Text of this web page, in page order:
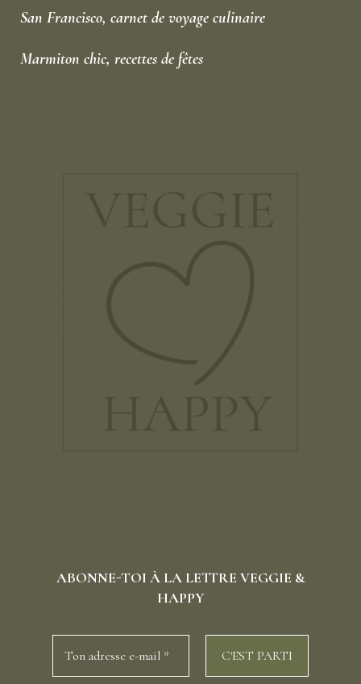
San Francisco, carnet de voyage culinaire
Marmiton chic, recettes de fêtes
ABONNE-TOI À LA LETTRE VEGGIE &
HAPPY